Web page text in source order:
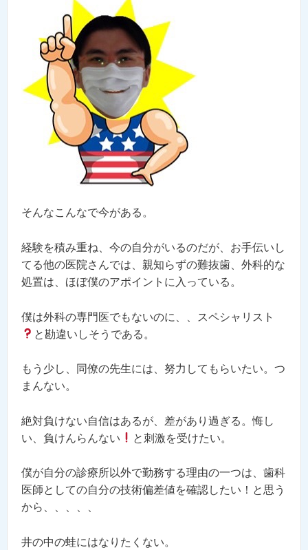
そんなこんなで今がある。
経験を積み重ね、今の自分がいるのだが、お手伝いし
てる他の医院さんでは、親知らずの難抜歯、外科的な
処置は、ほぼ僕のアポイントに入っている。
僕は外科の専門医でもないのに、、スペシャリスト
と勘違いしそうである。
もう少し、同僚の先生には、努力してもらいたい。つ
まんない。
絶対負けない自信はあるが、差があり過ぎる。悔し
い、負けんらんない
と刺激を受けたい。
僕が自分の診療所以外で勤務する理由の一つは、歯科
医師としての自分の技術偏差値を確認したい！と思う
から、、、、、
井の中の蛙にはなりたくない。